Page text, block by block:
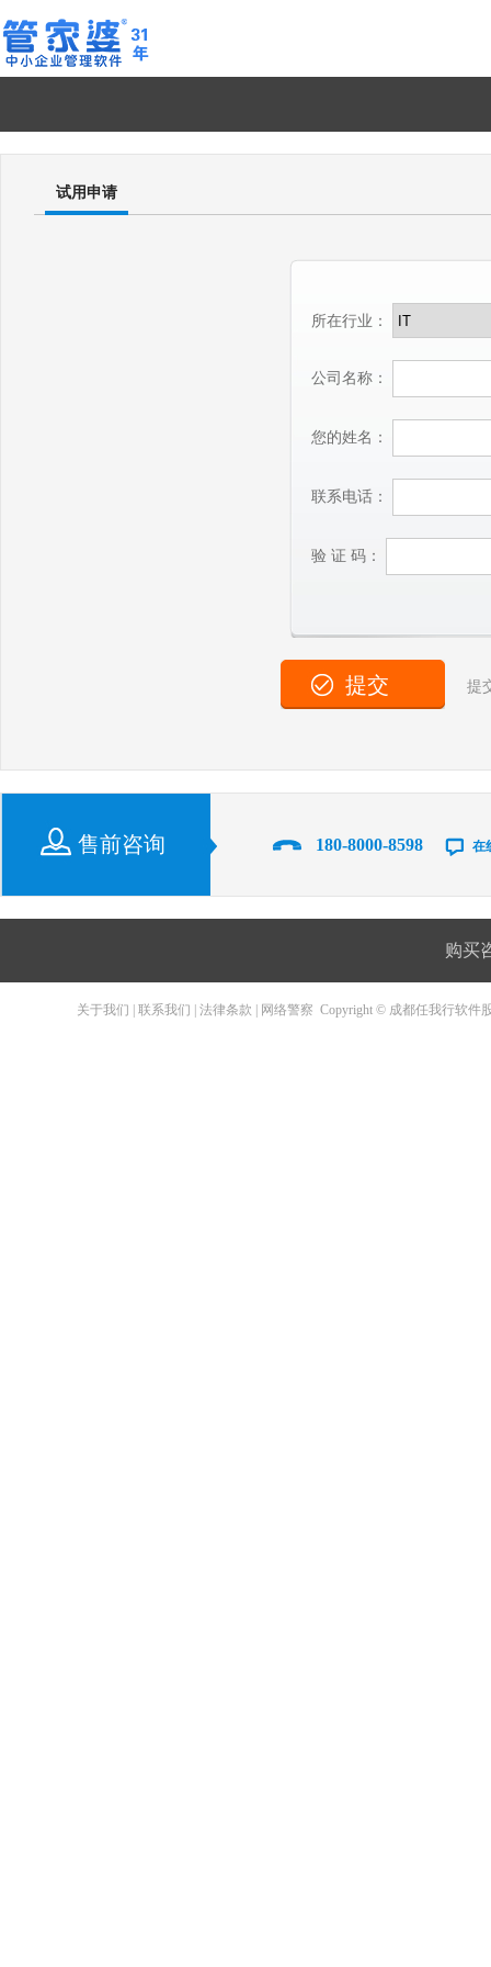
试用申请
所在行业：
公司名称：
您的姓名：
联系电话：
验 证 码：
提
售前咨询 180-8000-8598 在
购买
关于我们 联系我们 法律条款 网络警察 Copyright © 成都任我行软件